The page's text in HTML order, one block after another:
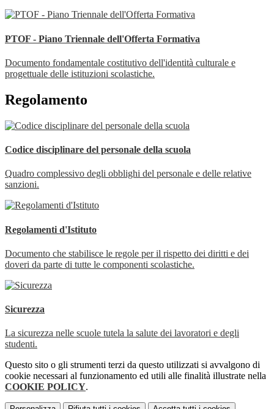
PTOF - Piano Triennale dell'Offerta Formativa
Documento fondamentale costitutivo dell'identità culturale e
progettuale delle istituzioni scolastiche.
Regolamento
Codice disciplinare del personale della scuola
Quadro complessivo degli obblighi del personale e delle relative
sanzioni.
Regolamenti d'Istituto
Documento che stabilisce le regole per il rispetto dei diritti e dei
doveri da parte di tutte le componenti scolastiche.
Sicurezza
La sicurezza nelle scuole tutela la salute dei lavoratori e degli
studenti.
Questo sito o gli strumenti terzi da questo utilizzati si avvalgono di
cookie necessari al funzionamento ed utili alle finalità illustrate nella
COOKIE POLICY.